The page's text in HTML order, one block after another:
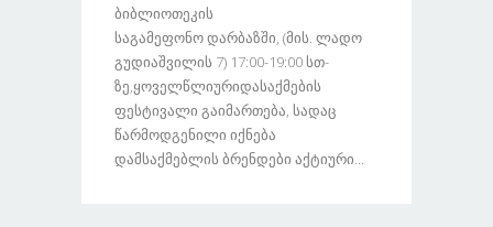
Ბიბლიოთეკის
Საგამეფონო Დარბაზში, (მის. Ლადო
Გუდიაშვილის 7) 17:00-19:00 Სთ-
Ზე,ყოველწლიურიდასაქმების
Ფესტივალი Გაიმართება, Სადაც
Წარმოდგენილი Იქნება
Დამსაქმებლის Ბრენდები Აქტიური...